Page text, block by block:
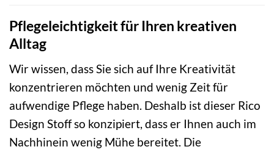
Pflegeleichtigkeit für Ihren kreativen
Alltag
Wir wissen, dass Sie sich auf Ihre Kreativität
konzentrieren möchten und wenig Zeit für
aufwendige Pflege haben. Deshalb ist dieser Rico
Design Stoff so konzipiert, dass er Ihnen auch im
Nachhinein wenig Mühe bereitet. Die